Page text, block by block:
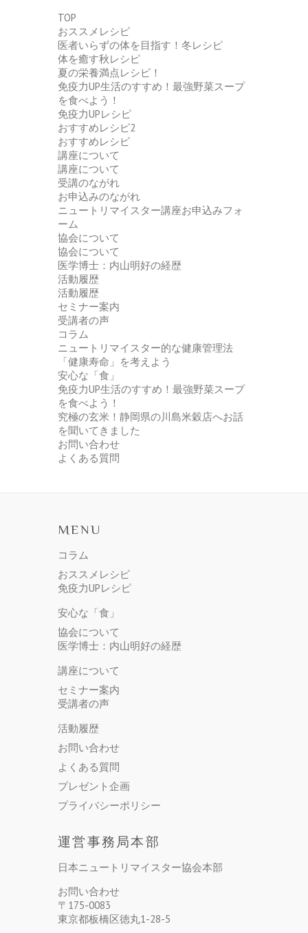
TOP
おススメレシピ
医者いらずの体を目指す！冬レシピ
体を癒す秋レシピ
夏の栄養満点レシピ！
免疫力UP生活のすすめ！最強野菜スープ
を食べよう！
免疫力UPレシピ
おすすめレシピ2
おすすめレシピ
講座について
講座について
受講のながれ
お申込みのながれ
ニュートリマイスター講座お申込みフォ
ーム
協会について
協会について
医学博士：内山明好の経歴
活動履歴
活動履歴
セミナー案内
受講者の声
コラム
ニュートリマイスター的な健康管理法
「健康寿命」を考えよう
安心な「食」
免疫力UP生活のすすめ！最強野菜スープ
を食べよう！
究極の玄米！静岡県の川島米穀店へお話
を聞いてきました
お問い合わせ
よくある質問
MENU
コラム
おススメレシピ
免疫力UPレシピ
安心な「食」
協会について
医学博士：内山明好の経歴
講座について
セミナー案内
受講者の声
活動履歴
お問い合わせ
よくある質問
プレゼント企画
プライバシーポリシー
運営事務局本部
日本ニュートリマイスター協会本部
お問い合わせ
〒175-0083
東京都板橋区徳丸1-28-5